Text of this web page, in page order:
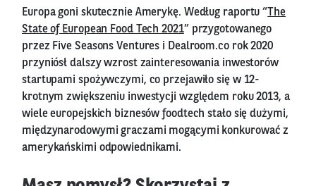
Europa goni skutecznie Amerykę. Według raportu “ The
State of European Food Tech 2021” przygotowanego
przez Five Seasons Ventures i Dealroom.co rok 2020
przyniósł dalszy wzrost zainteresowania inwestorów
startupami spożywczymi, co przejawiło się w 12-
krotnym zwiększeniu inwestycji względem roku 2013, a
wiele europejskich biznesów foodtech stało się dużymi,
międzynarodowymi graczami mogącymi konkurować z
amerykańskimi odpowiednikami.